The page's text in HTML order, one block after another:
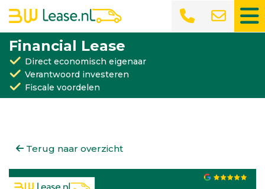
Financial Lease
Direct economisch eigenaar
Verantwoord investeren
Fiscale voordelen
Terug naar overzicht